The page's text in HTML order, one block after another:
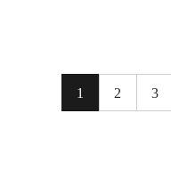
1 2 3